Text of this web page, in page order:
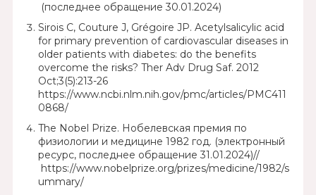
(последнее обращение 30.01.2024)
Sirois C, Couture J, Grégoire JP. Acetylsalicylic acid
for primary prevention of cardiovascular diseases in
older patients with diabetes: do the benefits
overcome the risks? Ther Adv Drug Saf. 2012
Oct;3(5):213-26
https://www.ncbi.nlm.nih.gov/pmc/articles/PMC411
0868/
The Nobel Prize. Нобелевская премия по
физиологии и медицине 1982 год. (электронный
ресурс, последнее обращение 31.01.2024)//
https://www.nobelprize.org/prizes/medicine/1982/s
ummary/